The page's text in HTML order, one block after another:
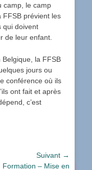
camp, le camp
FFSB prévient les
qui doivent
de leur enfant.
la FFSB
jours ou
conférence où ils
ont fait et après
c’est
Suivant →
Formation – Mise en